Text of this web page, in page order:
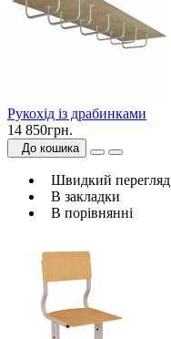
Рукохід із драбинками
14 850грн.
До кошика
Швидкий перегляд
В закладки
В порівнянні